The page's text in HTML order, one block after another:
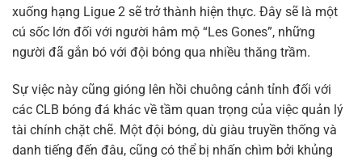
xuống hạng Ligue 2 sẽ trở thành hiện thực. Đây sẽ là một
cú sốc lớn đối với người hâm mộ “Les Gones”, những
người đã gắn bó với đội bóng qua nhiều thăng trầm.
Sự việc này cũng gióng lên hồi chuông cảnh tỉnh đối với
các CLB bóng đá khác về tầm quan trọng của việc quản lý
tài chính chặt chẽ. Một đội bóng, dù giàu truyền thống và
danh tiếng đến đâu, cũng có thể bị nhấn chìm bởi khủng